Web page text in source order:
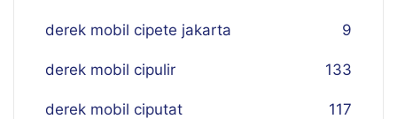
derek mobil cipete jakarta 9
derek mobil cipulir 133
derek mobil ciputat 117